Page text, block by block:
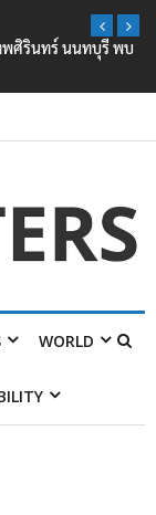
ทพศิรินทร์ นนทบุรี พบ
WORLD